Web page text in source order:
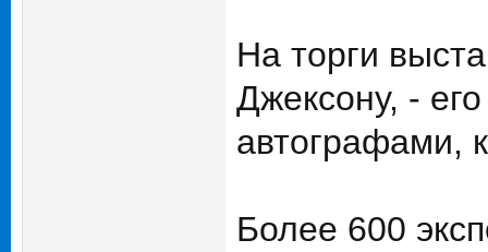
На торги
Джексону, -
автографами,
Более 600